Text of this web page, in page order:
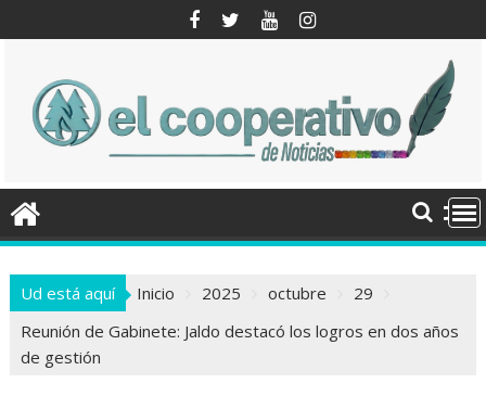
al
Ud está aquí Inicio 2025 octubre
29
Reunión de Gabinete: Jaldo destacó los logros en dos años
de gestión